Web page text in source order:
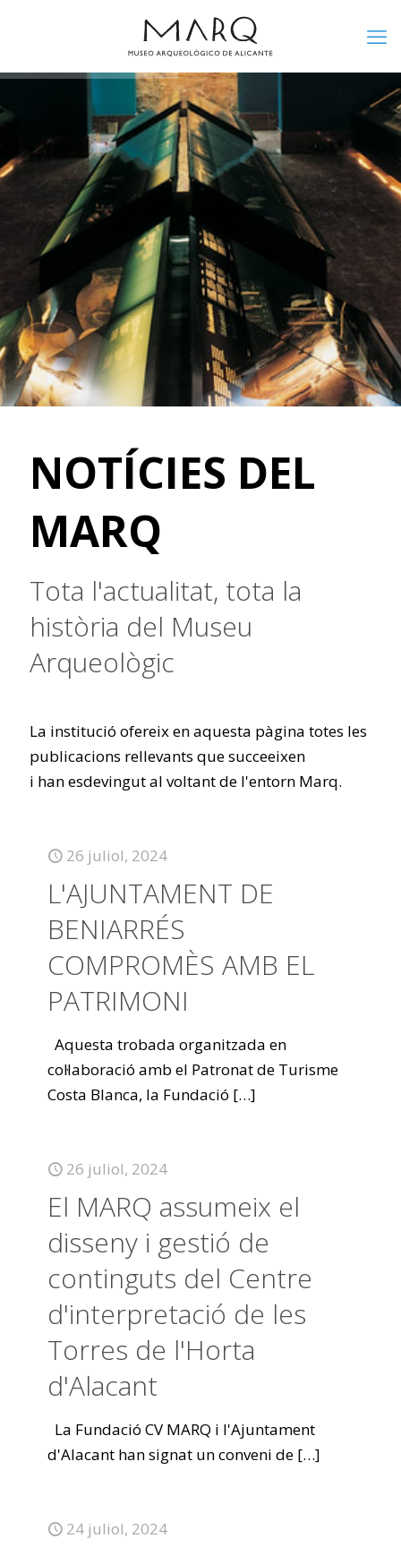
NOTÍCIES DEL
MARQ
Tota l'actualitat, tota la
història del Museu
Arqueològic
La institució ofereix en aquesta pàgina totes les
publicacions rellevants que succeeixen
i han esdevingut al voltant de l'entorn Marq.
26 juliol, 2024
L'AJUNTAMENT DE
BENIARRÉS
COMPROMÈS AMB EL
PATRIMONI
Aquesta trobada organitzada en
col·laboració amb el Patronat de Turisme
Costa Blanca, la Fundació […]
26 juliol, 2024
El MARQ assumeix el
disseny i gestió de
continguts del Centre
d'interpretació de les
Torres de l'Horta
d'Alacant
La Fundació CV MARQ i l'Ajuntament
d'Alacant han signat un conveni de […]
24 juliol, 2024